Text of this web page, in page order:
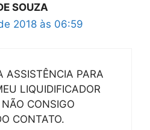
SOUZA
2018 às 06:59
ASSISTÊNCIA PARA
LIQUIDIFICADOR
CONSIGO
CONTATO.